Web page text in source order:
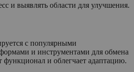
и выявлять области для улучшения.
с популярными
и инструментами для обмена
функционал и облегчает адаптацию.